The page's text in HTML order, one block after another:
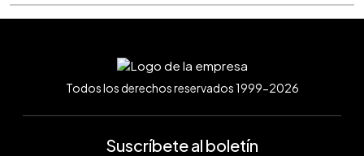
Todos los derechos reservados 1999-2026
Suscríbete al boletín